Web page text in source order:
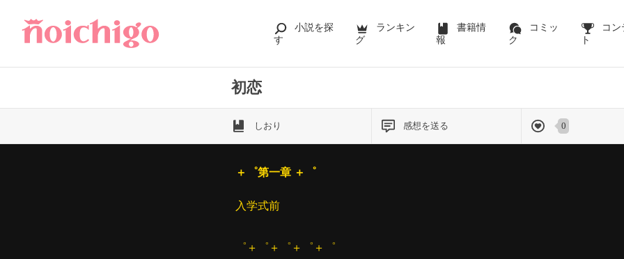
小説を探
す
ランキン
グ
書籍情
報
コミッ
ク
コン
ト
初恋
しおり 感想を送る 0
＋゜第一章 ＋゜
入学式前
゜＋゜＋゜＋゜＋゜